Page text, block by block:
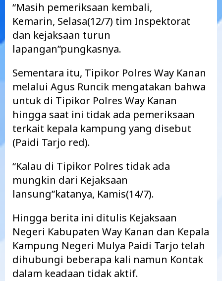
“Masih pemeriksaan kembali,
Kemarin, Selasa(12/7) tim Inspektorat
dan kejaksaan turun
lapangan”pungkasnya.
Sementara itu, Tipikor Polres Way Kanan
melalui Agus Runcik mengatakan bahwa
untuk di Tipikor Polres Way Kanan
hingga saat ini tidak ada pemeriksaan
terkait kepala kampung yang disebut
(Paidi Tarjo red).
“Kalau di Tipikor Polres tidak ada
mungkin dari Kejaksaan
lansung”katanya, Kamis(14/7).
Hingga berita ini ditulis Kejaksaan
Negeri Kabupaten Way Kanan dan Kepala
Kampung Negeri Mulya Paidi Tarjo telah
dihubungi beberapa kali namun Kontak
dalam keadaan tidak aktif.